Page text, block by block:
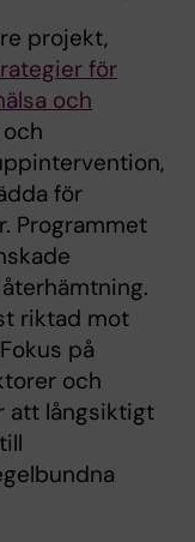
projekt,
för
och
för
Programmet
riktad mot
på
och
att långsiktigt